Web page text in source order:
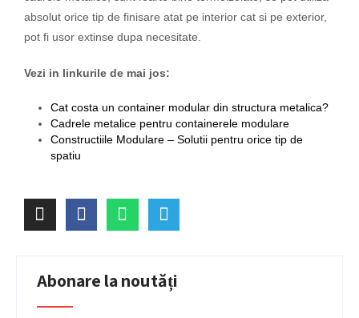
absolut orice tip de finisare atat pe interior cat si pe exterior,
pot fi usor extinse dupa necesitate.
Vezi in linkurile de mai jos:
Cat costa un container modular din structura metalica?
Cadrele metalice pentru containerele modulare
Constructiile Modulare – Solutii pentru orice tip de
spatiu
Abonare la noutăți